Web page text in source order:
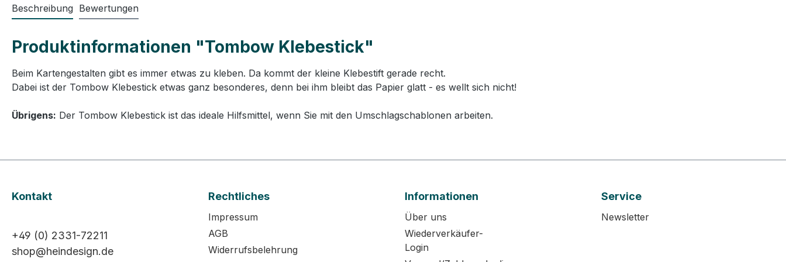
Beschreibung Bewertungen
Produktinformationen "Tombow Klebestick"
Beim Kartengestalten gibt es immer etwas zu kleben. Da kommt der kleine Klebestift gerade recht.
Dabei ist der Tombow Klebestick etwas ganz besonderes, denn bei ihm bleibt das Papier glatt - es wellt sich nicht!
Übrigens: Der Tombow Klebestick ist das ideale Hilfsmittel, wenn Sie mit den Umschlagschablonen arbeiten.
Kontakt
+49 (0) 2331-72211
shop@heindesign.de
Rechtliches
Impressum
AGB
Widerrufsbelehrung
Informationen
Über uns
Wiederverkäufer-
Login
Service
Newsletter